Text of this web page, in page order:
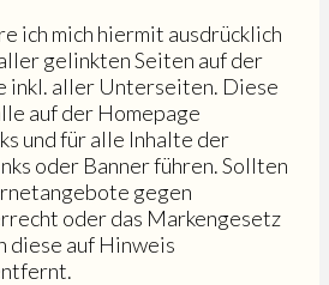
ich mich hiermit ausdrücklich
gelinkten Seiten auf der
inkl. aller Unterseiten. Diese
auf der Homepage
und für alle Inhalte der
oder Banner führen. Sollten
gegen
oder das Markengesetz
diese auf Hinweis